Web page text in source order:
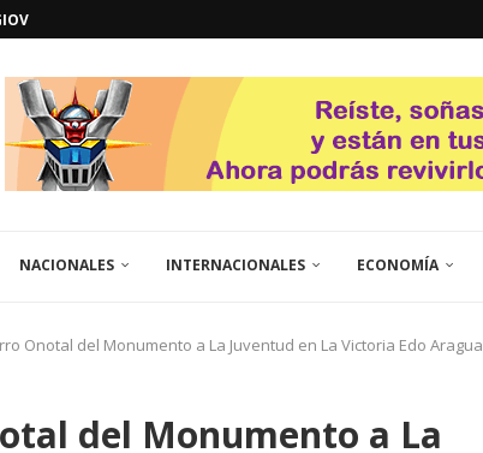
NACIONALES INTERNACIONALES ECONOMÍA
Onotal del Monumento a La Juventud en La Victoria Edo Aragua
del Monumento a La